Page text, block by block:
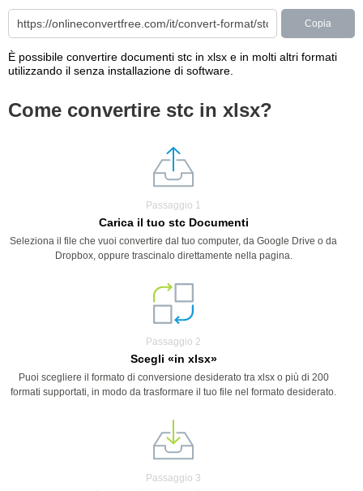
Copia
È possibile convertire documenti stc in xlsx e in molti altri formati
utilizzando il senza installazione di software.
Come convertire stc in xlsx?
Passaggio 1
Carica il tuo stc Documenti
Seleziona il file che vuoi convertire dal tuo computer, da Google Drive o da
Dropbox, oppure trascinalo direttamente nella pagina.
Passaggio 2
Scegli «in xlsx»
Puoi scegliere il formato di conversione desiderato tra xlsx o più di 200
formati supportati, in modo da trasformare il tuo file nel formato desiderato.
Passaggio 3